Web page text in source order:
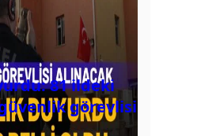
81 ildeki
görevlisi